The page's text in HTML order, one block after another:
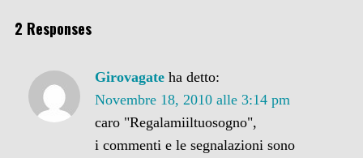
2 Responses
Girovagate ha detto:
Novembre 18, 2010 alle 3:14 pm
caro "Regalamiiltuosogno",
i commenti e le segnalazioni sono